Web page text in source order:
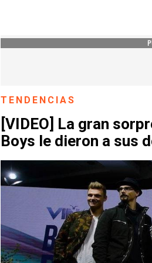
TENDENCIAS
[VIDEO] La gran
Boys le dieron a sus